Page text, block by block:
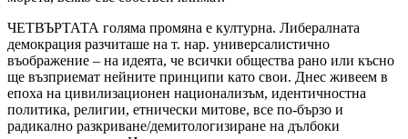
ЧЕТВЪРТАТА голяма промяна е културна. Либералната
демокрация разчиташе на т. нар. универсалистично
въображение – на идеята, че всички общества рано или късно
ще възприемат нейните принципи като свои. Днес живеем в
епоха на цивилизационен национализъм, идентичностна
политика, религии, етнически митове, все по-бързо и
радикално разкриване/демитологизиране на дълбоки